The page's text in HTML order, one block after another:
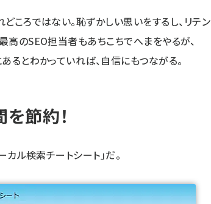
ころではない。恥ずかしい思いをするし、リテン
高のSEO担当者もあちこちでへまをやるが、
るとわかっていれば、自信にもつながる。
節約！
ル検索チートシート」だ。